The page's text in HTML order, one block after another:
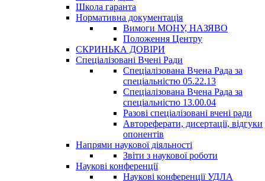
Школа гаранта
Нормативна документація
Вимоги МОНУ, НАЗЯВО
Положення Центру
СКРИНЬКА ДОВІРИ
Спеціалізовані Вчені Ради
Спеціалізована Вчена Рада за
спеціальністю 05.22.13
Спеціалізована Вчена Рада за
спеціальністю 13.00.04
Разові спеціалізовані вчені ради
Автореферати, дисертації, відгуки
опонентів
Напрями наукової діяльності
Звіти з наукової роботи
Наукові конференції
Наукові конференції УДЛА